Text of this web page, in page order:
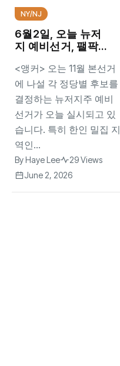
NY/NJ
6월2일, 오늘 뉴저
지 예비선거, 팰팍
<앵커> 오는 11월 본선거
에 나설 각 정당별 후보를
결정하는 뉴저지주 예비
선거가 오늘 실시되고 있
습니다. 특히 한인 밀집 지
역인...
ByHaye Lee
29 Views
June 2, 2026